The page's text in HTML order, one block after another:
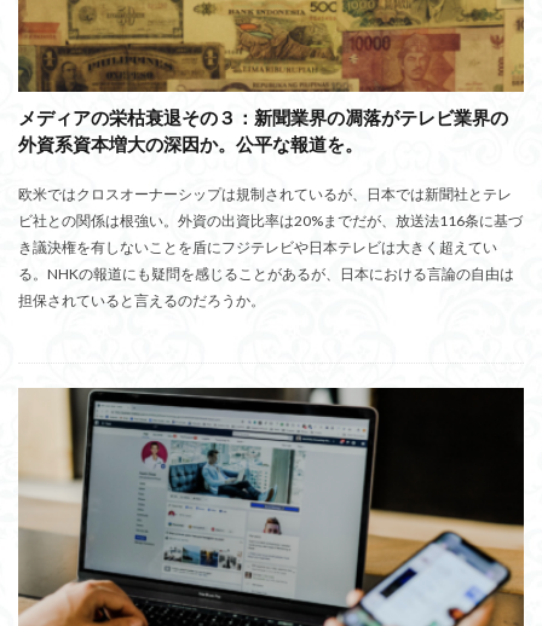
メディアの栄枯衰退その３：新聞業界の凋落がテレビ業界の
外資系資本増大の深因か。公平な報道を。
欧米ではクロスオーナーシップは規制されているが、日本では新聞社とテレ
ビ社との関係は根強い。外資の出資比率は20%までだが、放送法116条に基づ
き議決権を有しないことを盾にフジテレビや日本テレビは大きく超えてい
る。NHKの報道にも疑問を感じることがあるが、日本における言論の自由は
担保されていると言えるのだろうか。